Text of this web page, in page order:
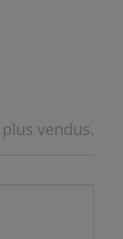
vendus.